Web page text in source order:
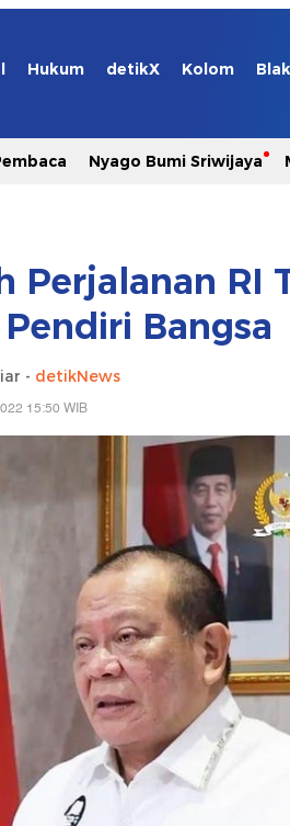
Hukum detikX Kolom
Nyago Bumi Sriwijaya
Perjalanan RI
Bangsa
- detikNews
15:50 WIB